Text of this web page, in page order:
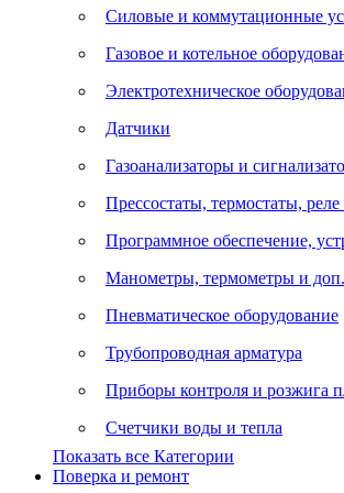
Силовые и коммутационные
Газовое и котельное
Электротехническое
Датчики
Газоанализаторы и
Прессостаты, термостаты, реле
Программное обеспечение,
Манометры, термометры и
Пневматическое оборудование
Трубопроводная арматура
Приборы контроля и розжига
Счетчики воды и тепла
Показать все Категории
Поверка и ремонт